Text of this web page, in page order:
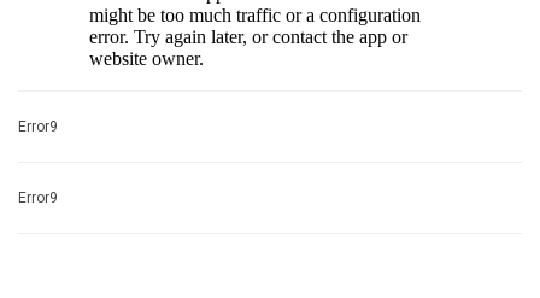
Error9
Error9